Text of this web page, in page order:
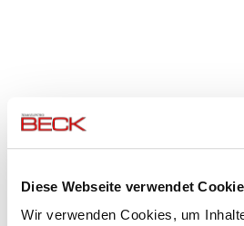
Diese Webseite verwendet
Wir verwenden Cookies, um